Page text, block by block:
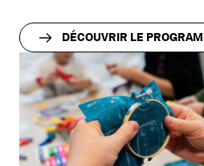
DÉCOUVRIR LE